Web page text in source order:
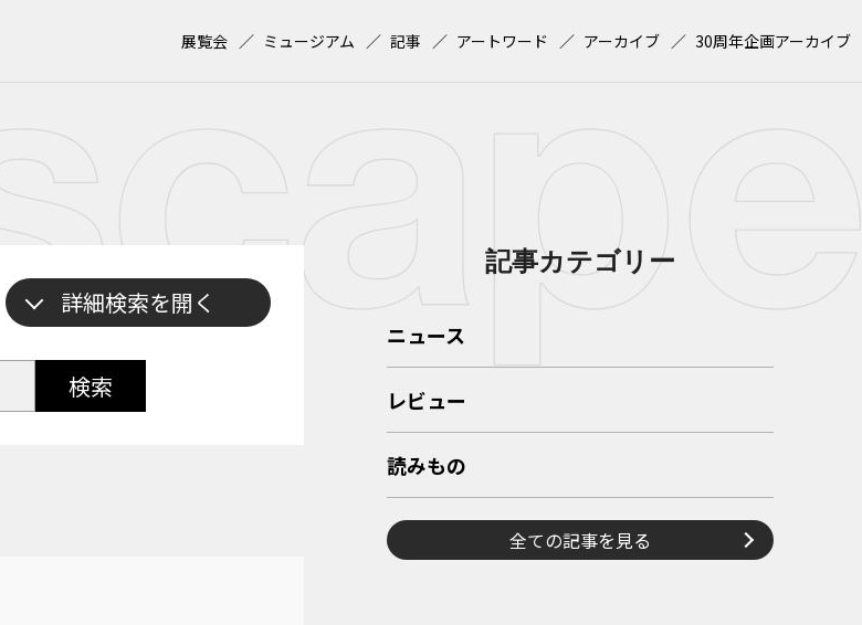
展覧会 ミュージアム 記事 アートワード アーカイブ 30周年企画アーカイブ
検索
記事カテゴリー
ニュース
レビュー
読みもの
全ての記事を見る